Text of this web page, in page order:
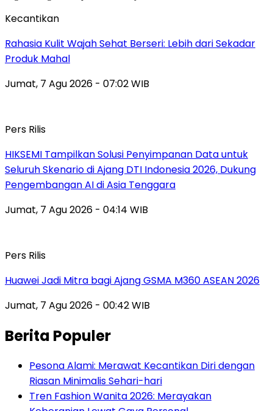
Kecantikan
Rahasia Kulit Wajah Sehat Berseri: Lebih dari Sekadar
Produk Mahal
Jumat, 7 Agu 2026 - 07:02 WIB
Pers Rilis
HIKSEMI Tampilkan Solusi Penyimpanan Data untuk
Seluruh Skenario di Ajang DTI Indonesia 2026, Dukung
Pengembangan AI di Asia Tenggara
Jumat, 7 Agu 2026 - 04:14 WIB
Pers Rilis
Huawei Jadi Mitra bagi Ajang GSMA M360 ASEAN 2026
Jumat, 7 Agu 2026 - 00:42 WIB
Berita Populer
Pesona Alami: Merawat Kecantikan Diri dengan
Riasan Minimalis Sehari-hari
Tren Fashion Wanita 2026: Merayakan